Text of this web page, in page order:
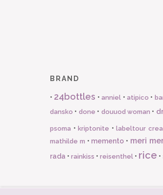
BRAND
• 24bottles •anniel •atipico •
dansko • done • douuod woman •
psoma •kriptonite •labeltour
mathilde m • memento • meri
rada • rainkiss • reisenthel • rice •